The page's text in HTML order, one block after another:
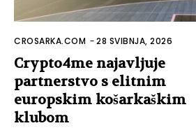
CROSARKA.COM -28 SVIBNJA, 2026
Crypto4me najavljuje
partnerstvo s elitnim
europskim košarkaškim
klubom